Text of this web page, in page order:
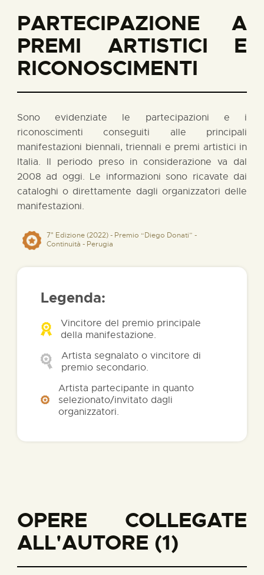
PARTECIPAZIONE A
PREMI ARTISTICI E
RICONOSCIMENTI
Sono evidenziate le partecipazioni e i
riconoscimenti conseguiti alle principali
manifestazioni biennali, triennali e premi artistici in
Italia. Il periodo preso in considerazione va dal
2008 ad oggi. Le informazioni sono ricavate dai
cataloghi o direttamente dagli organizzatori delle
manifestazioni.
7° Edizione (2022) - Premio “Diego Donati” -
Continuità - Perugia
Legenda:
Vincitore del premio principale
della manifestazione.
Artista segnalato o vincitore di
premio secondario.
Artista partecipante in quanto
selezionato/invitato dagli
organizzatori.
OPERE COLLEGATE
ALL'AUTORE (1)